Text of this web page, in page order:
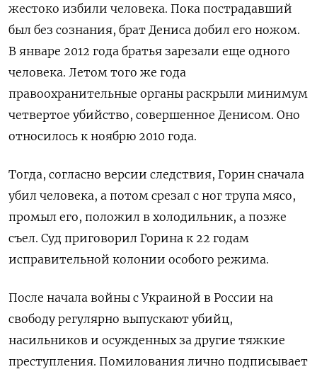
жестоко избили человека. Пока пострадавший
был без сознания, брат Дениса добил его ножом.
В январе 2012 года братья зарезали еще одного
человека. Летом того же года
правоохранительные органы раскрыли минимум
четвертое убийство, совершенное Денисом. Оно
относилось к ноябрю 2010 года.
Тогда, согласно версии следствия, Горин сначала
убил человека, а потом срезал с ног трупа мясо,
промыл его, положил в холодильник, а позже
съел. Суд приговорил Горина к 22 годам
исправительной колонии особого режима.
После начала войны с Украиной в России на
свободу регулярно выпускают убийц,
насильников и осужденных за другие тяжкие
преступления. Помилования лично подписывает